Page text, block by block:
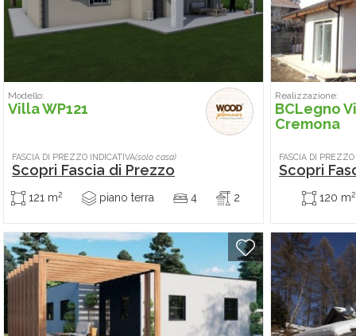
Modello:
Villa WP121
FASCIA DI PREZZO INDICATIVA(solo casa)
Scopri Fascia di Prezzo
121 m2 piano terra 4 2
Realizzazione:
BCLegno
Cremona
FASCIA DI
Scopri
120 m2